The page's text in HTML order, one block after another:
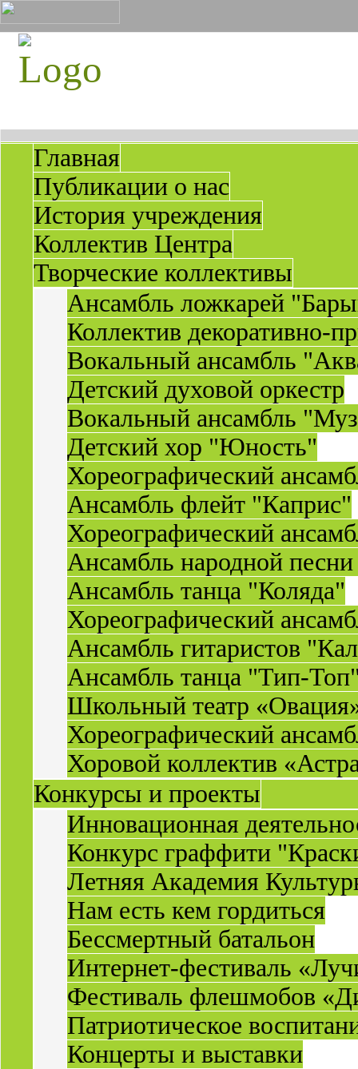
Главная
Публикации о нас
История учреждения
Коллектив Центра
Творческие коллективы
Ансамбль ложкарей
Коллектив декоративно-
Вокальный ансамбль
Детский духовой оркестр
Вокальный ансамбль
Детский хор "Юность"
Хореографический
Ансамбль флейт "Каприс"
Хореографический
Ансамбль народной
Ансамбль танца "Коляда"
Хореографический
Ансамбль гитаристов
Ансамбль танца "Тип-
Школьный театр
Хореографический
Хоровой коллектив
Конкурсы и проекты
Инновационная
Конкурс граффити
Летняя Академия
Нам есть кем гордиться
Бессмертный батальон
Интернет-фестиваль
Фестиваль флешмобов
Патриотическое
Концерты и выставки